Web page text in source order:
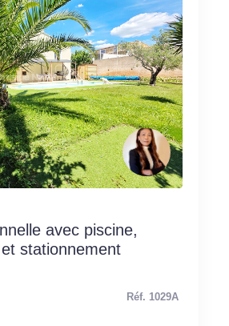
avec piscine,
stationnement
Réf. 1029A